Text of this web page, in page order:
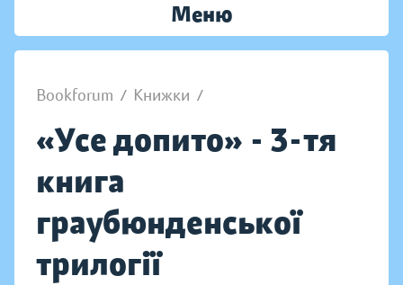
Меню
Bookforum / Книжки /
«Усе допито» - 3-тя
книга
граубюнденської
трилогії